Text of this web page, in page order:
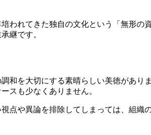
われてきた独自の文化という「無形
継です。
和を大切にする素晴らしい美徳があ
スも少なくありません。
点や異論を排除してしまっては、組